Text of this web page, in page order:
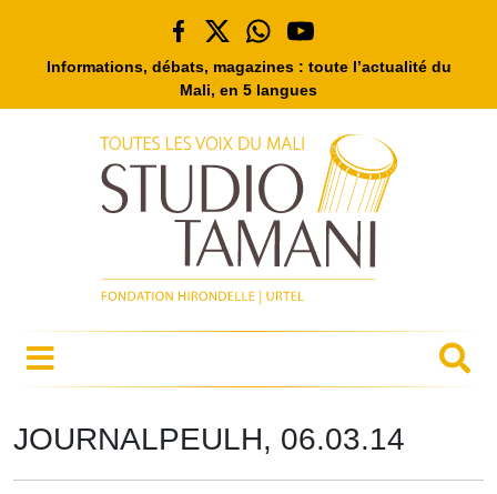
Informations, débats, magazines : toute l’actualité du
Mali, en 5 langues
JOURNALPEULH, 06.03.14